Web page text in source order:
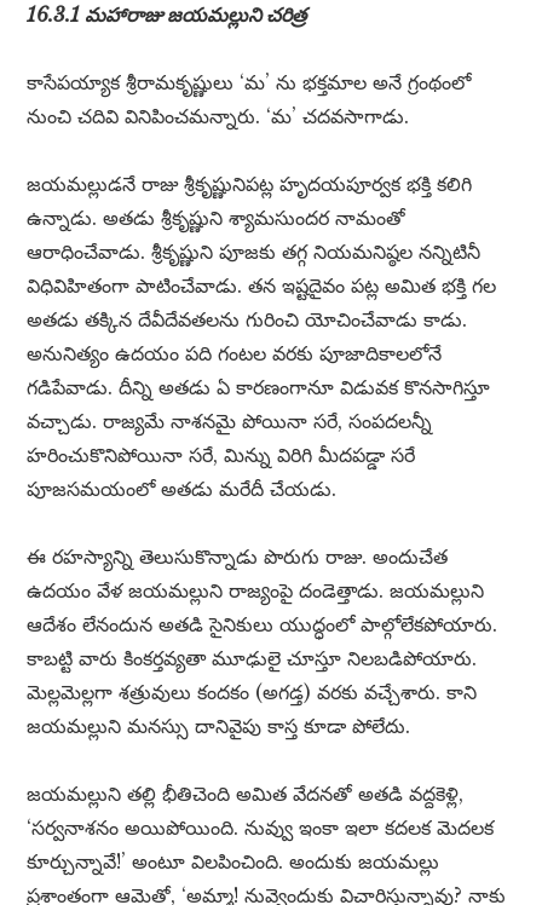
16.3.1 మహారాజు జయమల్లుని చరిత్ర
కాసేపయ్యాక శ్రీరామకృష్ణులు ‘మ’ ను భక్తమాల అనే గ్రంథంలో
నుంచి చదివి వినిపించమన్నారు. ‘మ’ చదవసాగాడు.
జయమల్లుడనే రాజు శ్రీకృష్ణునిపట్ల హృదయపూర్వక భక్తి కలిగి
ఉన్నాడు. అతడు శ్రీకృష్ణుని శ్యామసుందర నామంతో
ఆరాధించేవాడు. శ్రీకృష్ణుని పూజకు తగ్గ నియమనిష్ఠల నన్నిటినీ
విధివిహితంగా పాటించేవాడు. తన ఇష్టదైవం పట్ల అమిత భక్తి గల
అతడు తక్కిన దేవీదేవతలను గురించి యోచించేవాడు కాడు.
అనునిత్యం ఉదయం పది గంటల వరకు పూజాదికాలలోనే
గడిపేవాడు. దీన్ని అతడు ఏ కారణంగానూ విడువక కొనసాగిస్తూ
వచ్చాడు. రాజ్యమే నాశనమై పోయినా సరే, సంపదలన్నీ
హరించుకొనిపోయినా సరే, మిన్ను విరిగి మీదపడ్డా సరే
పూజసమయంలో అతడు మరేదీ చేయడు.
ఈ రహస్యాన్ని తెలుసుకొన్నాడు పొరుగు రాజు. అందుచేత
ఉదయం వేళ జయమల్లుని రాజ్యంపై దండెత్తాడు. జయమల్లుని
ఆదేశం లేనందున అతడి సైనికులు యుద్ధంలో పాల్గోలేకపోయారు.
కాబట్టి వారు కింకర్తవ్యతా మూఢులై చూస్తూ నిలబడిపోయారు.
మెల్లమెల్లగా శత్రువులు కందకం (అగడ్త) వరకు వచ్చేశారు. కాని
జయమల్లుని మనస్సు దానివైపు కాస్త కూడా పోలేదు.
జయమల్లుని తల్లి భీతిచెంది అమిత వేదనతో అతడి వద్దకెళ్లి,
‘సర్వనాశనం అయిపోయింది. నువ్వు ఇంకా ఇలా కదలక మెదలక
కూర్చున్నావే!’ అంటూ విలపించింది. అందుకు జయమల్లు
ప్రశాంతంగా ఆమెతో, ‘అమ్మా! నువ్వెందుకు విచారిస్తున్నావు? నాకు